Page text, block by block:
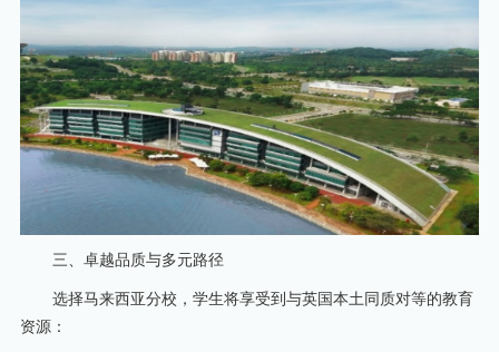
三、卓越品质与多元路径
选择马来西亚分校，学生将享受到与英国本土同质对等的教育
资源：